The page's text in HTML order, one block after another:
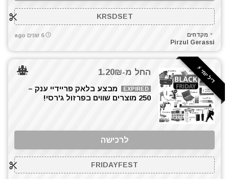
KRSDSET
מקדחים
Pirzul Gerassi
6 שנים ago
דיל יומי ⚡️ החל מ-1.20₪
EXPIRED
מבצע בלאק פריידיי ענק –
250 מוצרים שווים בפרזול ג'רסי!
לרכישה
FRIDAYFEST